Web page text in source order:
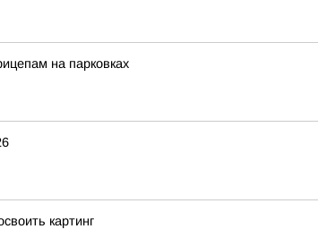
на парковках
картинг